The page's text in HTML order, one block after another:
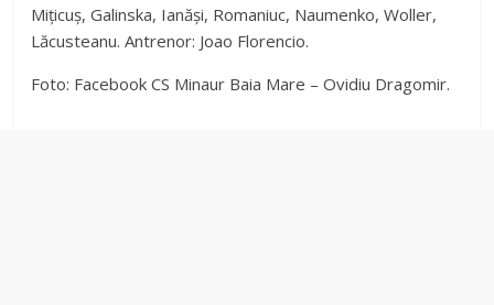
V
i
Mițicuș, Galinska, Ianăși, Romaniuc, Naumenko, Woller,
Lăcusteanu. Antrenor: Joao Florencio.
Foto: Facebook CS Minaur Baia Mare – Ovidiu Dragomir.